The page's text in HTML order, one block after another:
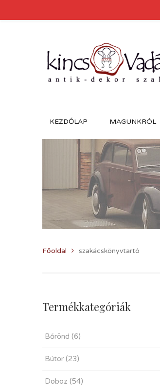
KEZDŐLAP MAGUNKRÓL
Főoldal szakácskönyvtartó
Termékkategóriák
Bőrönd (6)
Bútor (23)
Doboz (54)